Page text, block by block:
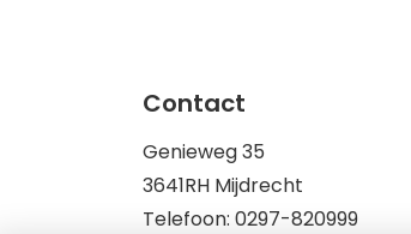
Contact
Genieweg 35
3641RH Mijdrecht
Telefoon: 0297-820999